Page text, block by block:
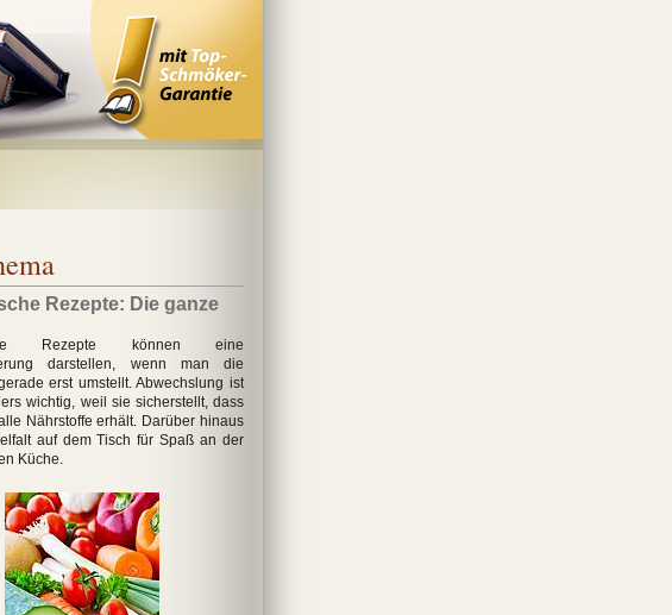
Rezepte: Die ganze
Rezepte können eine
darstellen, wenn man die
erst umstellt. Abwechslung ist
wichtig, weil sie sicherstellt, dass
Nährstoffe erhält. Darüber hinaus
auf dem Tisch für Spaß an der
Küche.